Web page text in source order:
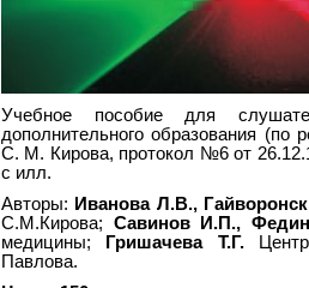
Учебное пособие для
дополнительного образования
С. М. Кирова, протокол №6 от
с илл.
Авторы: Иванова Л.В.,
С.М.Кирова; Савинов И.П.,
медицины;
Гришачева Т.Г.
Павлова.